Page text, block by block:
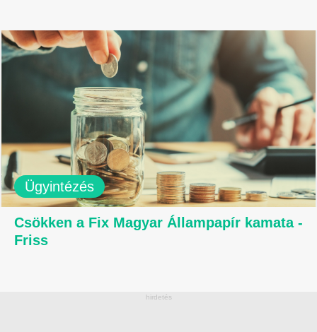
Ügyintézés
Csökken a Fix Magyar Állampapír kamata -
Friss